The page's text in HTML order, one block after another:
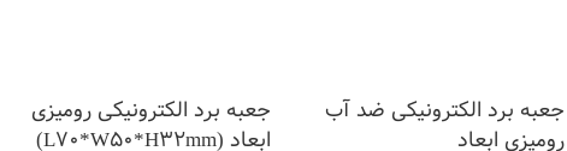
جعبه برد الکترونیکی ضد آب
رومیزی ابعاد
جعبه برد الکترونیکی رومیزی
ابعاد (L70*W50*H32mm)